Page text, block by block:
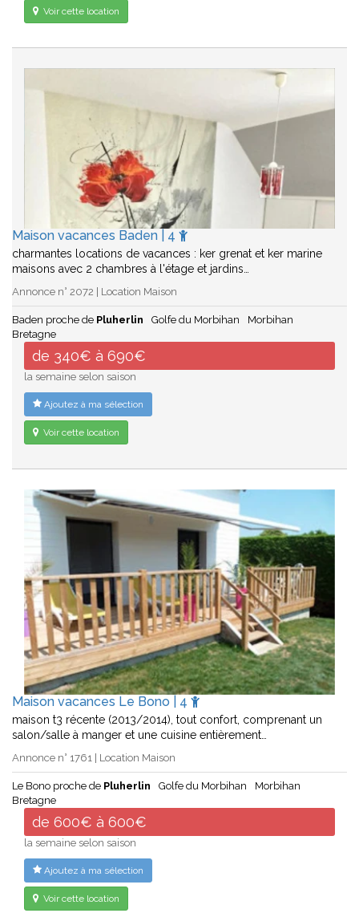
Voir cette location
Maison vacances Baden | 4
charmantes locations de vacances : ker grenat et ker marine
maisons avec 2 chambres à l'étage et jardins…
Annonce n° 2072 | Location Maison
Baden proche de Pluherlin Golfe du Morbihan
Morbihan
Bretagne
de 340€ à 690€
la semaine selon saison
Ajoutez à ma sélection
Voir cette location
Maison vacances Le Bono | 4
maison t3 récente (2013/2014), tout confort, comprenant un
salon/salle à manger et une cuisine entièrement…
Annonce n° 1761 | Location Maison
Le Bono proche de Pluherlin Golfe du Morbihan
Morbihan
Bretagne
de 600€ à 600€
la semaine selon saison
Ajoutez à ma sélection
Voir cette location